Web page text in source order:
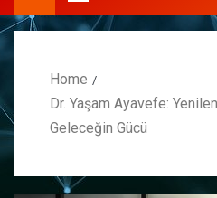
Home
Dr. Yaşam Ayavefe:
Geleceğin Gücü